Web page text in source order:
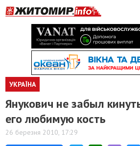
УКРАЇНА
Янукович не забыл
его любимую кость
26 березня 2010, 17:29